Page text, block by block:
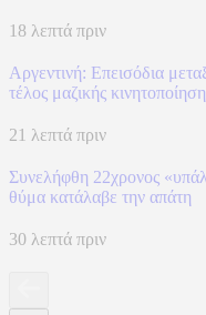
18 λεπτά πριν
Αργεντινή: Επεισόδια
τέλος μαζικής
21 λεπτά πριν
Συνελήφθη 22χρονος
θύμα κατάλαβε την απάτη
30 λεπτά πριν